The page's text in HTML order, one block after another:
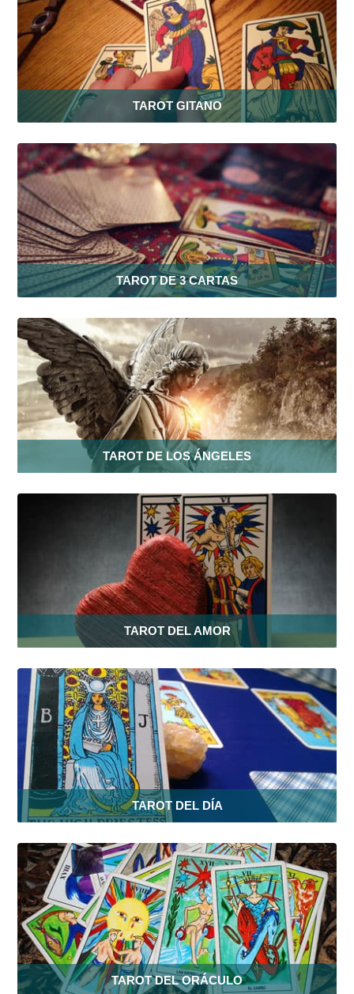
TAROT GITANO
TAROT DE 3 CARTAS
TAROT DE LOS ÁNGELES
TAROT DEL AMOR
TAROT DEL DÍA
TAROT DEL ORÁCULO